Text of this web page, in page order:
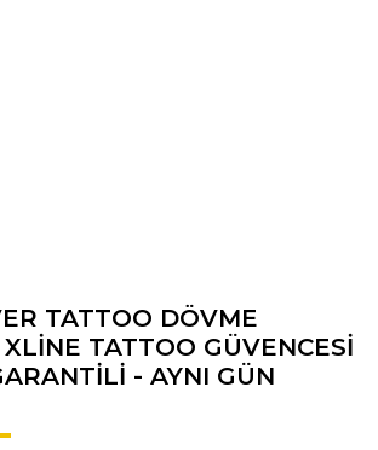
TATTOO DÖVME
TATTOO GÜVENCESİ
- AYNI GÜN